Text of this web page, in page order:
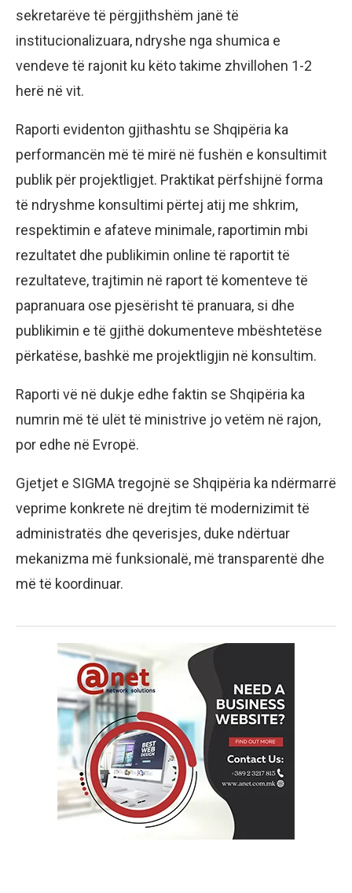
sekretarëve të përgjithshëm janë të
institucionalizuara, ndryshe nga shumica e
vendeve të rajonit ku këto takime zhvillohen 1-2
herë në vit.
Raporti evidenton gjithashtu se Shqipëria ka
performancën më të mirë në fushën e konsultimit
publik për projektligjet. Praktikat përfshijnë forma
të ndryshme konsultimi përtej atij me shkrim,
respektimin e afateve minimale, raportimin mbi
rezultatet dhe publikimin online të raportit të
rezultateve, trajtimin në raport të komenteve të
papranuara ose pjesërisht të pranuara, si dhe
publikimin e të gjithë dokumenteve mbështetëse
përkatëse, bashkë me projektligjin në konsultim.
Raporti vë në dukje edhe faktin se Shqipëria ka
numrin më të ulët të ministrive jo vetëm në rajon,
por edhe në Evropë.
Gjetjet e SIGMA tregojnë se Shqipëria ka ndërmarrë
veprime konkrete në drejtim të modernizimit të
administratës dhe qeverisjes, duke ndërtuar
mekanizma më funksionalë, më transparentë dhe
më të koordinuar.